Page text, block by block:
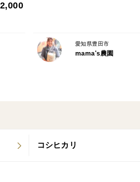
コシヒカリ
愛知県豊田市
mama's農園